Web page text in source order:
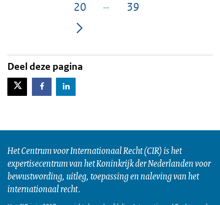
Pagina
20 Pagina
39
Deel deze pagina
X-TwitterFacebookLinkedIn
Het Centrum voor Internationaal Recht (CIR) is het
expertisecentrum van het Koninkrijk der Nederlanden voor
bewustwording, uitleg, toepassing en naleving van het
internationaal recht.